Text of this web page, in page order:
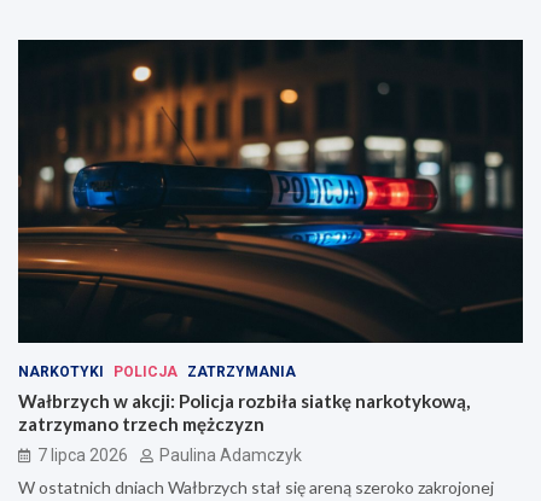
NARKOTYKI POLICJA ZATRZYMANIA
Wałbrzych w akcji: Policja rozbiła siatkę narkotykową,
zatrzymano trzech mężczyzn
7 lipca 2026 Paulina Adamczyk
W ostatnich dniach Wałbrzych stał się areną szeroko zakrojonej